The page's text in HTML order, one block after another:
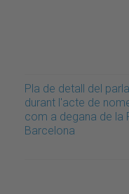
Pla de detall del
durant l'acte de
com a degana de la
Barcelona